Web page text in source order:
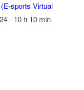
(E-sports Virtual
- 10 h 10 min